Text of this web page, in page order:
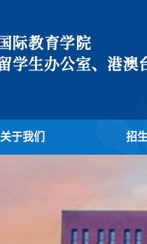
关于我们 招